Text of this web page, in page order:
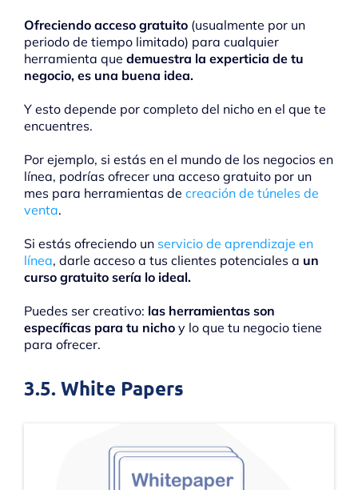
Ofreciendo acceso gratuito (usualmente por un
periodo de tiempo limitado) para cualquier
herramienta que demuestra la experticia de tu
negocio, es una buena idea.
Y esto depende por completo del nicho en el que te
encuentres.
Por ejemplo, si estás en el mundo de los negocios en
línea, podrías ofrecer una acceso gratuito por un
mes para herramientas de creación de túneles de
venta.
Si estás ofreciendo un servicio de aprendizaje en
línea, darle acceso a tus clientes potenciales a un
curso gratuito sería lo ideal.
Puedes ser creativo: las herramientas son
específicas para tu nicho y lo que tu negocio tiene
para ofrecer.
3.5. White Papers